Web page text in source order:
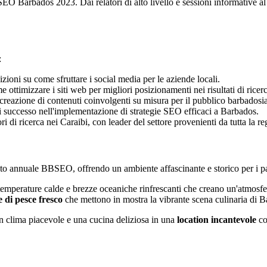
Barbados 2023. Dai relatori di alto livello e sessioni informative
su come sfruttare i social media per le aziende locali.
ottimizzare i siti web per migliori posizionamenti nei risultati di
di contenuti coinvolgenti su misura per il pubblico
nell'implementazione di strategie SEO efficaci a Barbados.
ricerca nei Caraibi, con leader del settore provenienti da tutta la
annuale BBSEO, offrendo un ambiente affascinante e storico per i
calde e brezze oceaniche rinfrescanti che creano
di pesce fresco che mettono in mostra la vibrante scena culinaria di
piacevole e una cucina deliziosa in una location incantevole